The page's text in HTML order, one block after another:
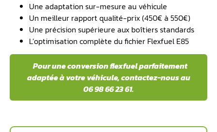
Une adaptation sur-mesure au véhicule
Un meilleur rapport qualité-prix (450€ à 550€)
Une précision supérieure aux boîtiers standards
L’optimisation complète du fichier Flexfuel E85
️ Pour une conversion flexfuel parfaitement
adaptée à votre véhicule, contactez-nous au
06 98 66 23 61.